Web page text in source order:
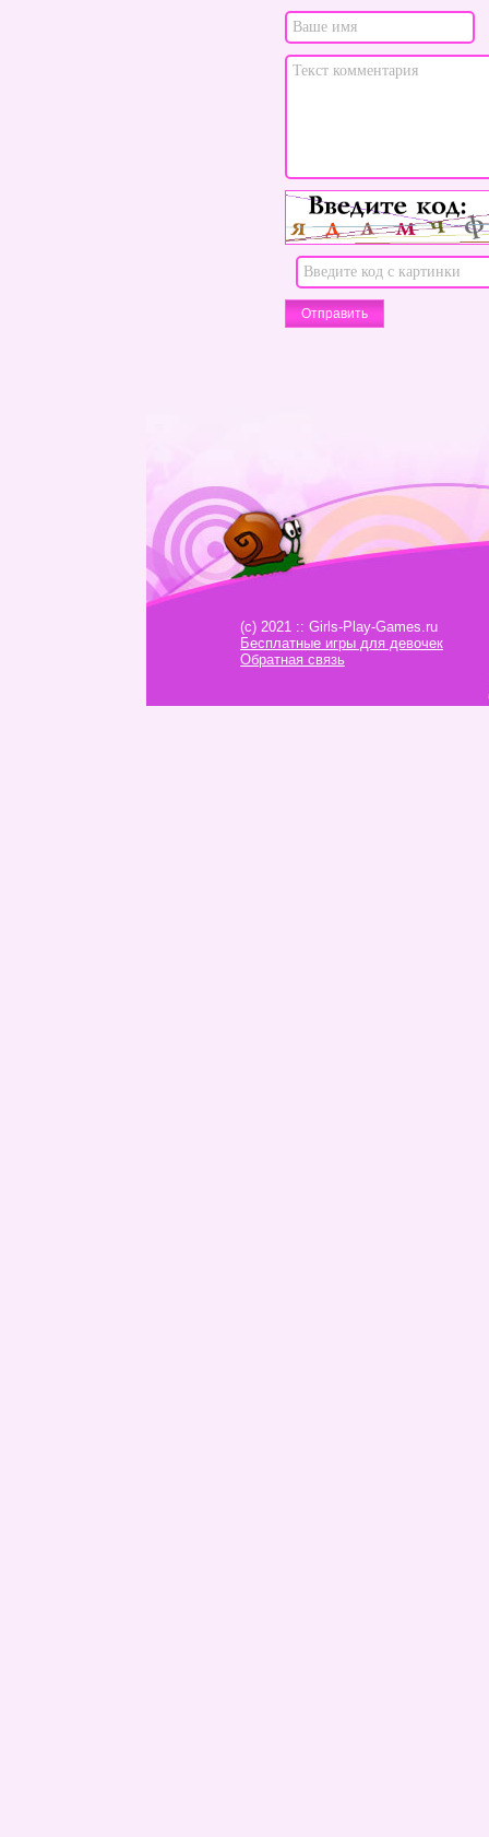
(c) 2021 :: Girls-Play-Games.ru
Бесплатные игры для девочек
Обратная связь